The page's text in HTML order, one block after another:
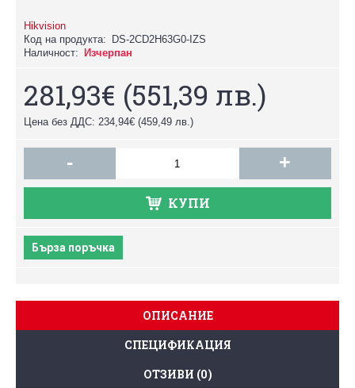
Hikvision
Код на продукта:
DS-2CD2H63G0-IZS
Наличност:
Изчерпан
281,93€ (551,39 лв.)
Цена без ДДС: 234,94€ (459,49 лв.)
- +
КУПИ
Бърза поръчка
ОПИСАНИЕ
СПЕЦИФИКАЦИЯ
ОТЗИВИ (0)